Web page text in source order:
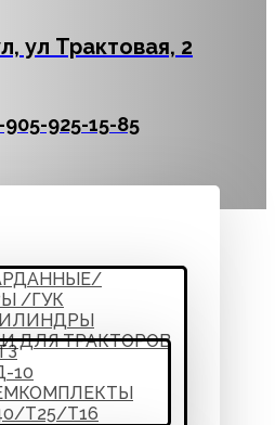
ул Трактовая, 2
905-925-15-85
/ГУК
ДЛЯ ТРАКТОРОВ
10
Т25/Т16